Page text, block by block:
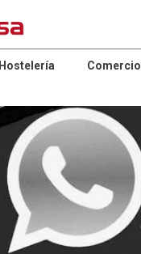
Hostelería Comercio